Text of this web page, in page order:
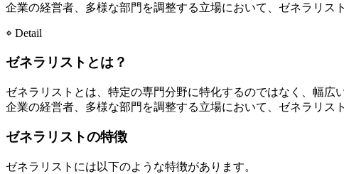
企業の経営者、多様な部門を調整する立場において、ゼネラリス
⌖ Detail
ゼネラリストとは？
ゼネラリストとは、特定の専門分野に特化するのではなく、幅
企業の経営者、多様な部門を調整する立場において、ゼネラリス
ゼネラリストの特徴
ゼネラリストには以下のような特徴があります。